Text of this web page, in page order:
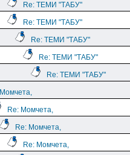
Re: ТЕМИ "ТАБУ"
Re: ТЕМИ "ТАБУ"
Re: ТЕМИ "ТАБУ"
Re: ТЕМИ "ТАБУ"
Re: ТЕМИ "ТАБУ"
Момчета,
Re: Момчета,
Re: Момчета,
Re: Момчета,